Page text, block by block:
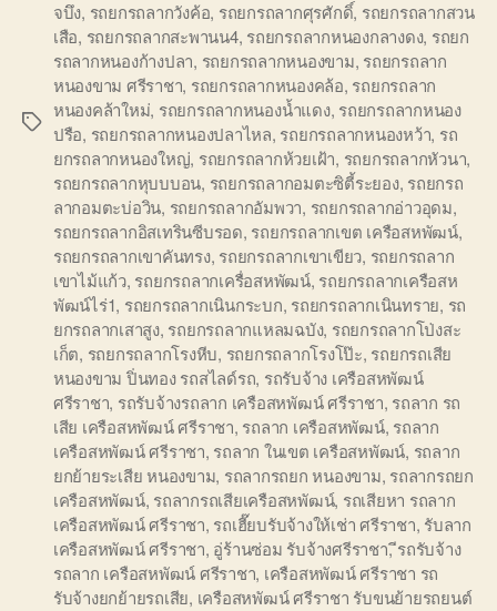
Tags
จบึง, รถยกรถลากวังค้อ, รถยกรถลากศุรศักดิ์, รถยกรถลากสวน
เสือ, รถยกรถลากสะพานน4, รถยกรถลากหนองกลางดง, รถยก
รถลากหนองก้างปลา, รถยกรถลากหนองขาม, รถยกรถลาก
หนองขาม ศรีราชา, รถยกรถลากหนองคล้อ, รถยกรถลาก
หนองคล้าใหม่, รถยกรถลากหนองน้ำแดง, รถยกรถลากหนอง
ปรือ, รถยกรถลากหนองปลาไหล, รถยกรถลากหนองหว้า, รถ
ยกรถลากหนองใหญ่, รถยกรถลากห้วยเฝ้า, รถยกรถลากหัวนา,
รถยกรถลากหุบบบอน, รถยกรถลากอมตะซิตี้ระยอง, รถยกรถ
ลากอมตะบ่อวิน, รถยกรถลากอัมพวา, รถยกรถลากอ่าวอุดม,
รถยกรถลากอิสเทรินซีบรอด, รถยกรถลากเขต เครือสหพัฒน์,
รถยกรถลากเขาคันทรง, รถยกรถลากเขาเขียว, รถยกรถลาก
เขาไม้แก้ว, รถยกรถลากเครื่อสหพัฒน์, รถยกรถลากเครือสห
พัฒน์ไร่1, รถยกรถลากเนินกระบก, รถยกรถลากเนินทราย, รถ
ยกรถลากเสาสูง, รถยกรถลากแหลมฉบัง, รถยกรถลากโป่งสะ
เก็ต, รถยกรถลากโรงหีบ, รถยกรถลากโรงโป๊ะ, รถยกรถเสีย
หนองขาม ปิ่นทอง รถสไลด์รถ, รถรับจ้าง เครือสหพัฒน์
ศรีราชา, รถรับจ้างรถลาก เครือสหพัฒน์ ศรีราชา, รถลาก รถ
เสีย เครือสหพัฒน์ ศรีราชา, รถลาก เครือสหพัฒน์, รถลาก
เครือสหพัฒน์ ศรีราชา, รถลาก ในเขต เครือสหพัฒน์, รถลาก
ยกย้ายระเสีย หนองขาม, รถลากรถยก หนองขาม, รถลากรถยก
เครือสหพัฒน์, รถลากรถเสียเครือสหพัฒน์, รถเสียหา รถลาก
เครือสหพัฒน์ ศรีราชา, รถเฮี๊ยบรับจ้างให้เช่า ศรีราชา, รับลาก
เครือสหพัฒน์ ศรีราชา, อู่ร้านซ่อม รับจ้างศรีราชา,ีรถรับจ้าง
รถลาก เครือสหพัฒน์ ศรีราชา, เครือสหพัฒน์ ศรีราชา รถ
รับจ้างยกย้ายรถเสีย, เครือสหพัฒน์ ศรีราชา รับขนย้ายรถยนต์